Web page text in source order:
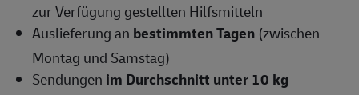
zur Verfügung gestellten Hilfsmitteln
Auslieferung an bestimmten Tagen (zwischen
Montag und Samstag)
Sendungen im Durchschnitt unter 10 kg